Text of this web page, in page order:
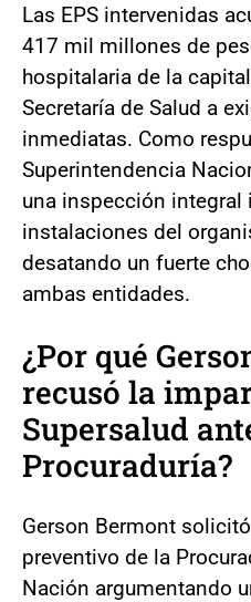
Las EPS intervenidas
417 mil millones de
hospitalaria de la
Secretaría de Salud a
inmediatas. Como
Superintendencia
una inspección integral
instalaciones del
desatando un fuerte
ambas entidades.
¿Por qué
recusó la
Supersalud
Procuraduría?
Gerson Bermont
preventivo de la
Nación argumentando